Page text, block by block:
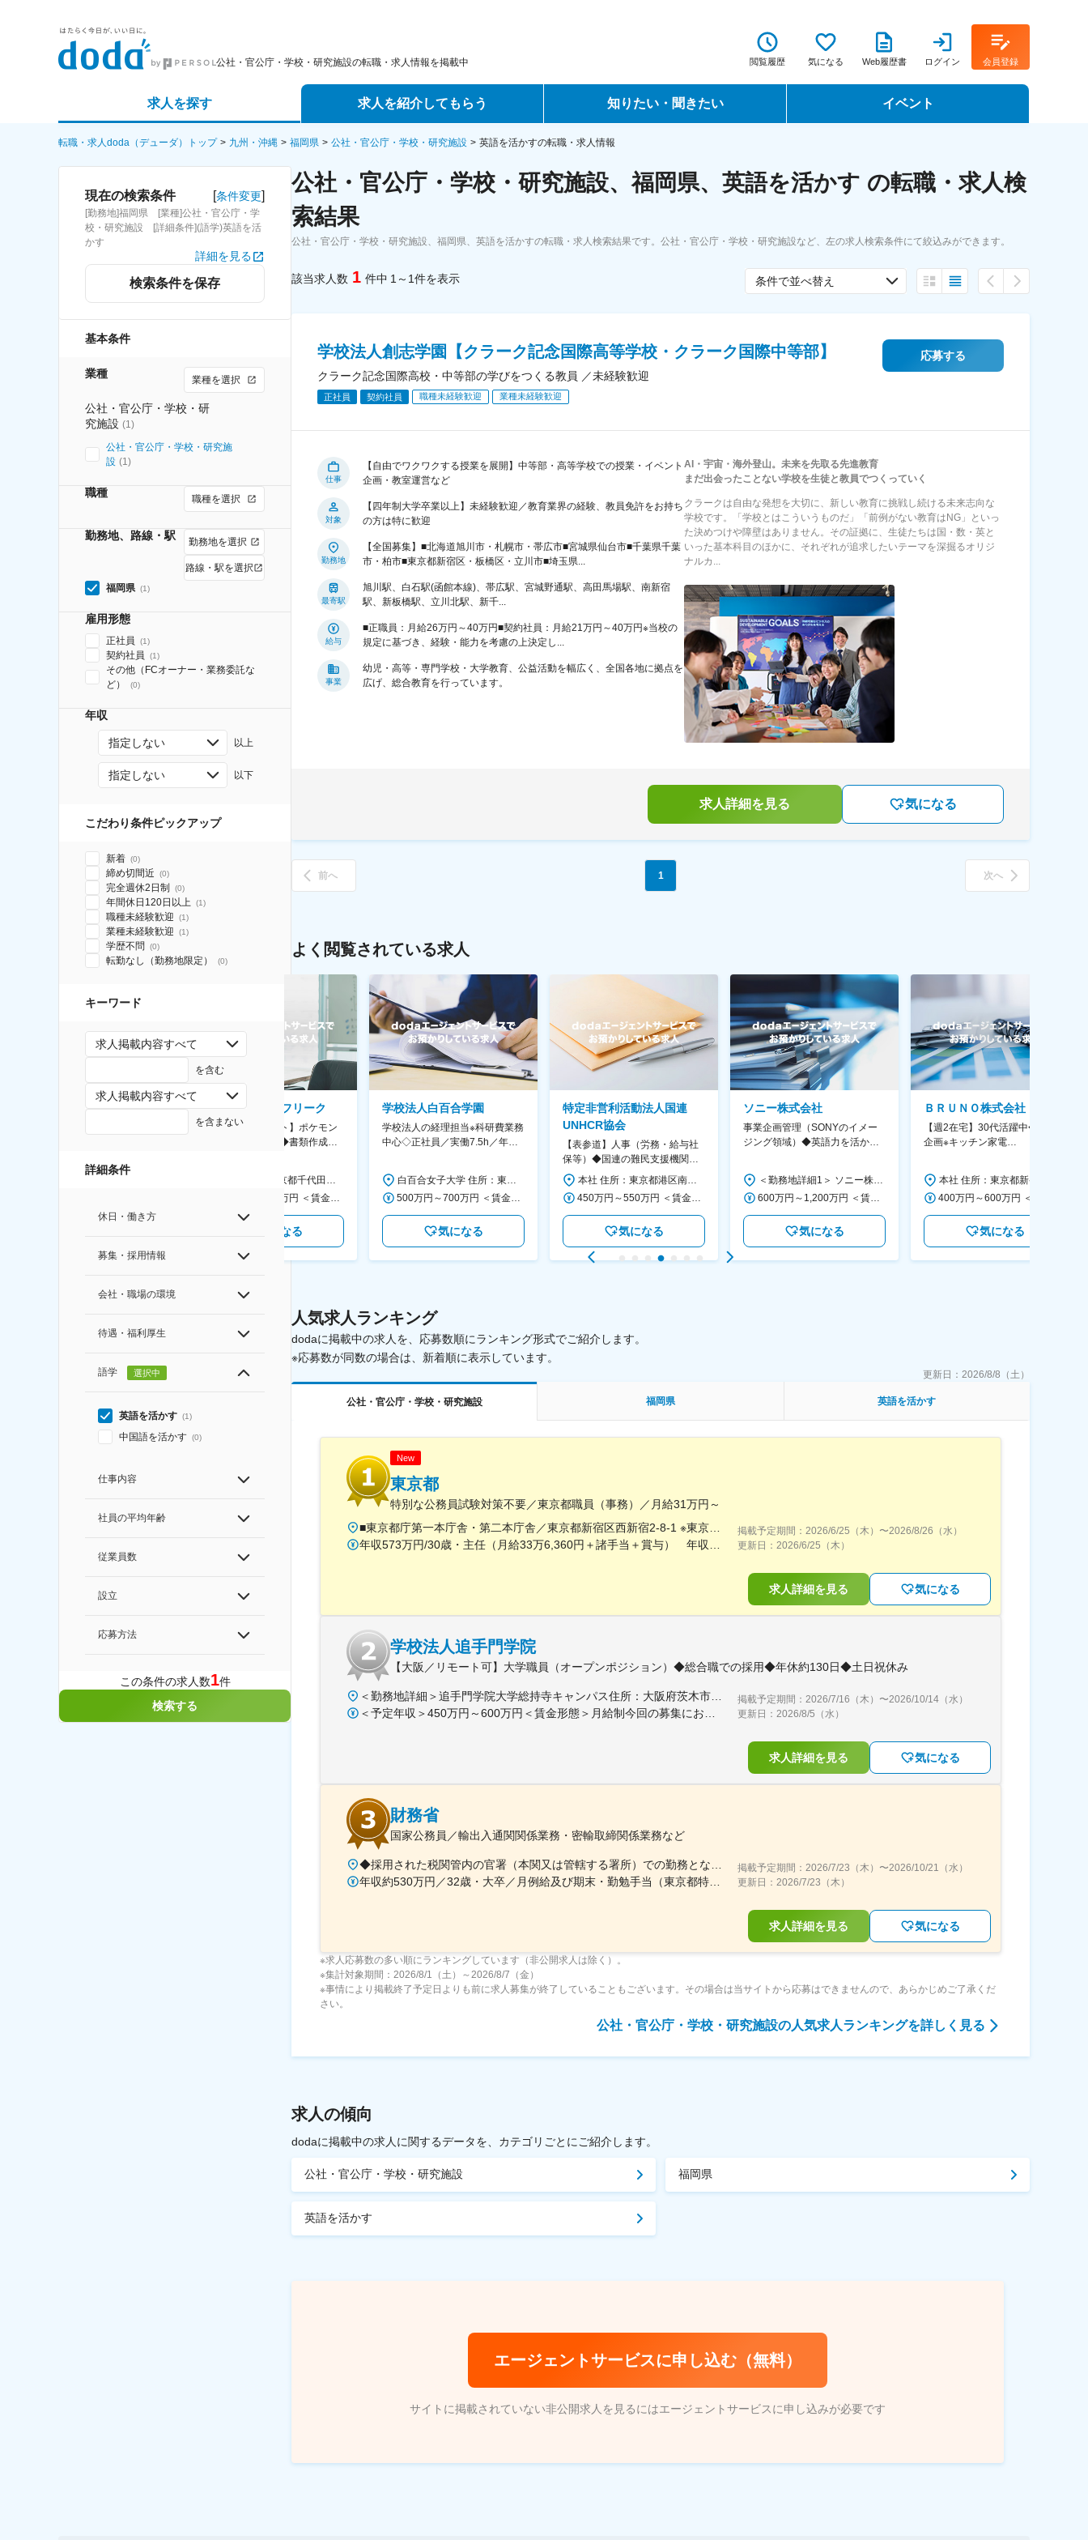
公社・官公庁・学校・研究施設の転職・求人情報を掲載中 閲覧履歴 気になる Web履歴書 ログイン 会員登録
求人を探す
詳細条件から探す
求人特集から探す
求人を紹介してもらう
エージェントサービス
スカウトサービス
パートナーエージェントサービス
知りたい・聞きたい
転職ノウハウ
データで見る転職
イベント
転職フェア
転職・求人doda（デューダ）トップ 九州・沖縄 福岡県 公社・官公庁・学校・研究施設 英語を活かすの転職・求人情報
現在の検索条件 [条件変更]
[勤務地]福岡県 [業種]公社・官公庁・学
校・研究施設 [詳細条件](語学)英語を活
かす
詳細を見る
検索条件を保存
基本条件
業種 業種を選択
公社・官公庁・学校・研
究施設 (1)
公社・官公庁・学校・研究施
設 (1)
職種 職種を選択
勤務地、路線・駅 勤務地を選択
路線・駅を選択
福岡県 (1)
雇用形態
正社員 (1)
契約社員 (1)
その他（FCオーナー・業務委託な
ど）
(0)
年収
指定しない 以上
指定しない 以下
こだわり条件ピックアップ
新着 (0)
締め切間近 (0)
完全週休2日制 (0)
年間休日120日以上 (1)
職種未経験歓迎 (1)
業種未経験歓迎 (1)
学歴不問 (0)
転勤なし（勤務地限定） (0)
キーワード
求人掲載内容すべて
を含む
求人掲載内容すべて
を含まない
詳細条件
休日・働き方
募集・採用情報
会社・職場の環境
待遇・福利厚生
語学 選択中
英語を活かす (1)
中国語を活かす (0)
仕事内容
社員の平均年齢
従業員数
設立
応募方法
この条件の求人数1件
検索する
公社・官公庁・学校・研究施設、福岡県、英語を活かす の転職・求人検
索結果
公社・官公庁・学校・研究施設、福岡県、英語を活かすの転職・求人検索結果です。公社・官公庁・学校・研究施設など、左の求人検索条件にて絞込みができます。
該当求人数 1 件中 1～1件を表示 条件で並べ替え
学校法人創志学園【クラーク記念国際高等学校・クラーク国際中等部】
クラーク記念国際高校・中等部の学びをつくる教員 ／未経験歓迎
正社員 契約社員 職種未経験歓迎 業種未経験歓迎
応募する
仕事
【自由でワクワクする授業を展開】中等部・高等学校での授業・イベント
企画・教室運営など
対象
【四年制大学卒業以上】未経験歓迎／教育業界の経験、教員免許をお持ち
の方は特に歓迎
勤務地
【全国募集】■北海道旭川市・札幌市・帯広市■宮城県仙台市■千葉県千葉
市・柏市■東京都新宿区・板橋区・立川市■埼玉県...
最寄駅
旭川駅、白石駅(函館本線)、帯広駅、宮城野通駅、高田馬場駅、南新宿
駅、新板橋駅、立川北駅、新千...
給与
■正職員：月給26万円～40万円■契約社員：月給21万円～40万円※当校の
規定に基づき、経験・能力を考慮の上決定し...
事業
幼児・高等・専門学校・大学教育、公益活動を幅広く、全国各地に拠点を
広げ、総合教育を行っています。
AI・宇宙・海外登山。未来を先取る先進教育
まだ出会ったことない学校を生徒と教員でつくっていく
クラークは自由な発想を大切に、新しい教育に挑戦し続ける未来志向な
学校です。「学校とはこういうものだ」「前例がない教育はNG」といっ
た決めつけや障壁はありません。その証拠に、生徒たちは国・数・英と
いった基本科目のほかに、それぞれが追求したいテーマを深掘るオリジ
ナルカ...
求人詳細を見る 気になる
前へ 1 次へ
よく閲覧されている求人
AGC株式会社 株式会社ゲームフリーク
【庶務アシスタント】ポケモン
シリーズ開発企業◆書類作成・
気になる
学校法人白百合学園
学校法人の経理担当※科研費業務
中心◇正社員／実働7.5h／年休
気になる
特定非営利活動法人国連
UNHCR協会
【表参道】人事（労務・給与社
保等）◆国連の難民支援機関の
活動を支える日本公式支援窓口
◆正職員登用前提
気になる
ソニー株式会社
事業企画管理（SONYのイメー
ジング領域）◆英語力を活か
気になる
ＢＲＵＮＯ株式会社
【週2在宅】30代活躍中◆商品
企画※キッチン家電
気になる
人気求人ランキング
dodaに掲載中の求人を、応募数順にランキング形式でご紹介します。
※応募数が同数の場合は、新着順に表示しています。
更新日： 2026/8/8（土）
公社・官公庁・学校・研究施設 福岡県 英語を活かす
New
東京都
特別な公務員試験対策不要／東京都職員（事務）／月給31万円～
掲載予定期間： 2026/6/25（木） 〜2026/8/26（水）
更新日： 2026/6/25（木）
求人詳細を見る 気になる
学校法人追手門学院
【大阪／リモート可】大学職員（オープンポジション）◆総合職での採用◆年休約130日◆土日祝休み
掲載予定期間： 2026/7/16（木） 〜2026/10/14（水）
更新日： 2026/8/5（水）
求人詳細を見る 気になる
財務省
国家公務員／輸出入通関関係業務・密輸取締関係業務など
掲載予定期間： 2026/7/23（木） 〜2026/10/21（水）
更新日： 2026/7/23（木）
求人詳細を見る 気になる
※求人応募数の多い順にランキングしています（非公開求人は除く）。
※集計対象期間：2026/8/1（土）～2026/8/7（金）
※事情により掲載終了予定日よりも前に求人募集が終了していることもございます。その場合は当サイトから応募はできませんので、あらかじめご了承くだ
さい。
公社・官公庁・学校・研究施設の人気求人ランキングを詳しく見る
求人の傾向
dodaに掲載中の求人に関するデータを、カテゴリごとにご紹介します。
公社・官公庁・学校・研究施設 福岡県
英語を活かす
エージェントサービスに申し込む（無料）
サイトに掲載されていない非公開求人を見るにはエージェントサービスに申し込みが必要です